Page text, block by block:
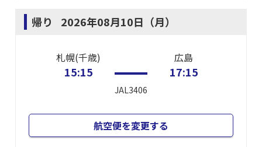
帰り 2026年08月10日（月）
札幌(千歳)
15:15
JAL3406
広島
17:15
航空便を変更する